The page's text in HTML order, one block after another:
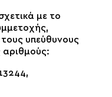
με το
υπεύθυνους